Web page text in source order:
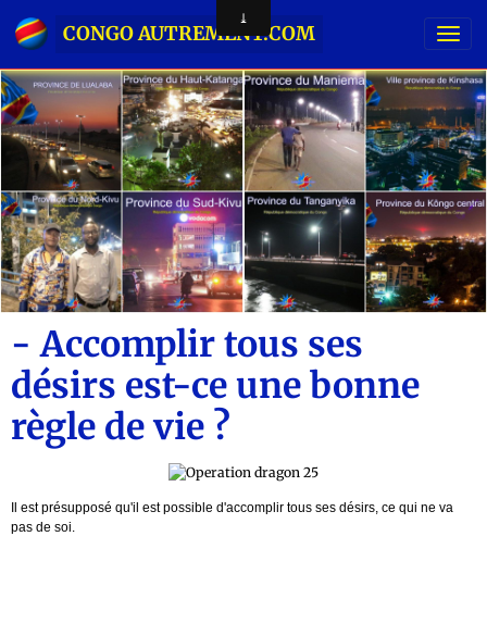
CONGO AUTREMENT.COM
- Accomplir tous ses
désirs est-ce une bonne
règle de vie ?
Il est présupposé qu'il est possible d'accomplir tous ses désirs, ce qui ne va
pas de soi.